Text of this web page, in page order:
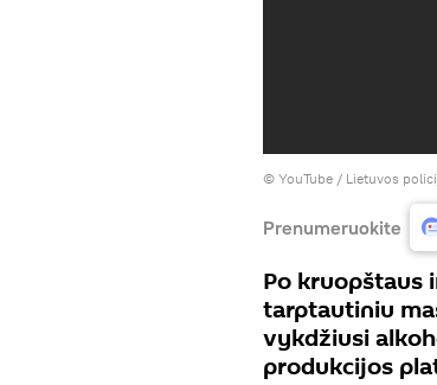
© YouTube / Lietuvos
Prenumeruokite
Po
tarptautiniu
vykdžiusi
produkcijos